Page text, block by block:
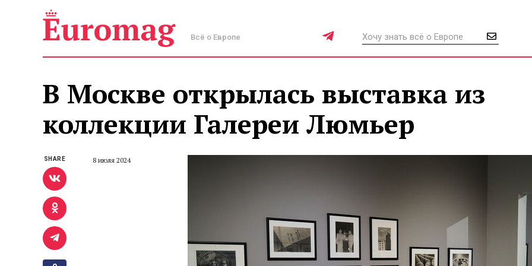
Всё о Европе
В Москве открылась выставка из
коллекции Галереи Люмьер
8 июля 2024
SHARE